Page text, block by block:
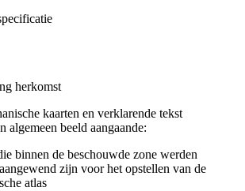
herkomst
kaarten en verklarende tekst
algemeen beeld aangaande:
binnen de beschouwde zone werden
zijn voor het opstellen van de
atlas